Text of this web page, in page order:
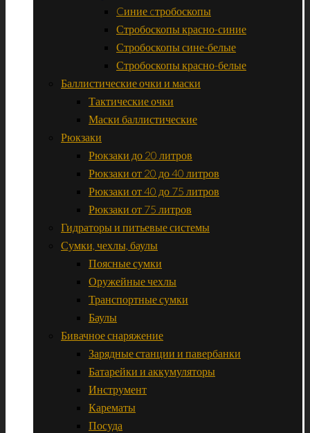
Cиние cтробоскопы
Стробоскопы красно-синие
Стробоскопы сине-белые
Стробоскопы красно-белые
Баллистические очки и маски
Тактические очки
Маски баллистические
Рюкзаки
Рюкзаки до 20 литров
Рюкзаки от 20 до 40 литров
Рюкзаки от 40 до 75 литров
Рюкзаки от 75 литров
Гидраторы и питьевые системы
Сумки, чехлы, баулы
Поясные сумки
Оружейные чехлы
Транспортные сумки
Баулы
Бивачное снаряжение
Зарядные станции и павербанки
Батарейки и аккумуляторы
Инструмент
Карематы
Посуда